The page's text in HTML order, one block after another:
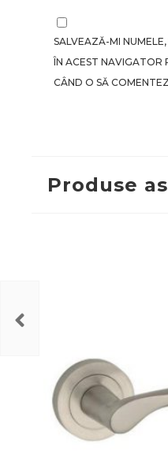
SALVEAZĂ-MI
ÎN ACEST NAVIGATOR
CÂND O SĂ
Produse